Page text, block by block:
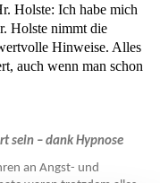
Holste: Ich habe mich
Holste nimmt die
Hinweise. Alles
auch wenn man schon
sein – dank Hypnose
an Angst- und